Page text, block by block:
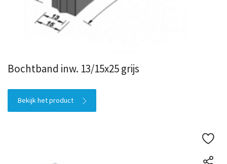
Bochtband inw. 13/15x25 grijs
Bekijk het product